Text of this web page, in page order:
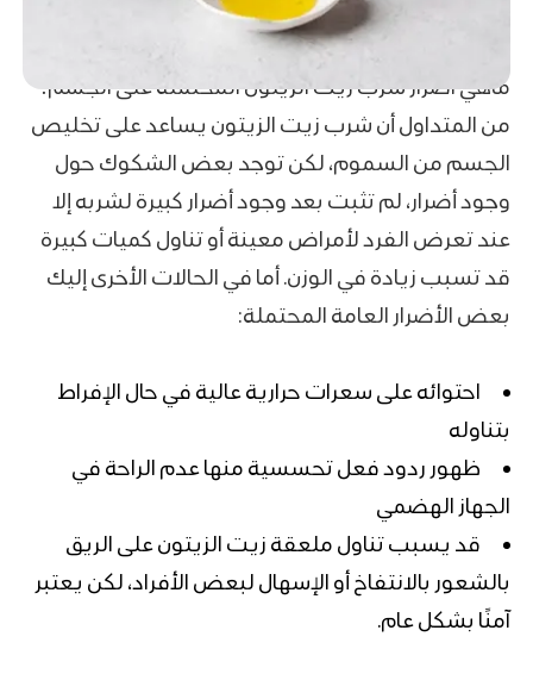
ماهي اضرار شرب زيت الزيتون المحتملة على الجسم؟
من المتداول أن شرب زيت الزيتون يساعد على تخليص
الجسم من السموم، لكن توجد بعض الشكوك حول
وجود أضرار، لم تثبت بعد وجود أضرار كبيرة لشربه إلا
عند تعرض الفرد لأمراض معينة أو تناول كميات كبيرة
قد تسبب زيادة في الوزن. أما في الحالات الأخرى إليك
بعض الأضرار العامة المحتملة:
احتوائه على سعرات حرارية عالية في حال الإفراط
بتناوله
ظهور ردود فعل تحسسية منها عدم الراحة في
الجهاز الهضمي
قد يسبب تناول ملعقة زيت الزيتون على الريق
بالشعور بالانتفاخ أو الإسهال لبعض الأفراد، لكن يعتبر
آمنًا بشكل عام.